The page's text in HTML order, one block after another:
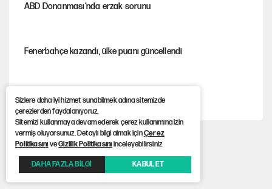
ABD Donanması’nda erzak sorunu
Fenerbahçe kazandı, ülke puanı güncellendi
Şezlong, şemsiye meselesi siyasidir!
Mohamed Salah için Trabzon'da dev karşılama
Sizlere daha iyi hizmet sunabilmek adına sitemizde
çerezlerden faydalanıyoruz.
Sitemizi kullanmaya devam ederek çerez kullanımına izin
vermiş oluyorsunuz. Detaylı bilgi almak içinÇerez
PolitikasınıveGizlilik Politikasınıinceleyebilirsiniz
DAHA FAZLA BİLGİ KABUL ET